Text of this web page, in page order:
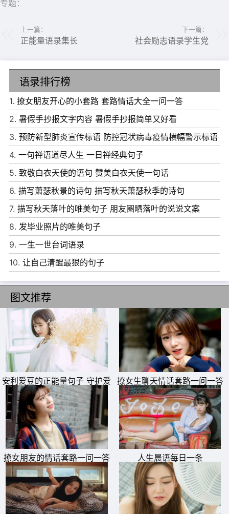
学，如炳烛之明。
7、海纳百川，有容乃大，壁立千仞，无欲则刚。
8、仰天长啸出门去，我辈岂是蓬蒿人。
9、我们热爱这个世界时，才真正活在这个世界上。
10、说的是假的，做到才是真的。
11、天行健，君子以自强不息。
12、科学研究能破除迷信，因为它鼓励人们根据因果关系来
思考和观察事物。
13、懂得自己无知，说明已有收获。
14、成功是一种观念，成功是一种思想，成功是一种习惯，
成功是一种心态。
15、任何事情，怕!就会输一辈子。
专题：
上一篇：
正能量语录集长
下一篇：
社会励志语录学生党
语录排行榜
1. 撩女朋友开心的小套路 套路情话大全一问一答
2. 暑假手抄报文字内容 暑假手抄报简单又好看
3. 预防新型肺炎宣传标语 防控冠状病毒疫情横幅警示标语
4. 一句禅语道尽人生 一日禅经典句子
5. 致敬白衣天使的语句 赞美白衣天使一句话
6. 描写萧瑟秋景的诗句 描写秋天萧瑟秋季的诗句
7. 描写秋天落叶的唯美句子 朋友圈晒落叶的说说文案
8. 发毕业照片的唯美句子
9. 一生一世台词语录
10. 让自己清醒最狠的句子
图文推荐
安利爱豆的正能量句子 守护爱
豆的唯美句子
撩女生聊天情话套路一问一答
逗女孩子开心的对话
撩女朋友的情话套路一问一答
哄女孩子开心的对话
人生晨语每日一条